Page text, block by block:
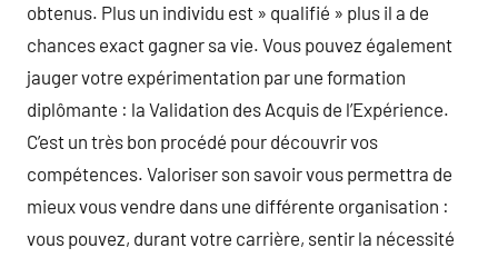
obtenus. Plus un individu est » qualifié » plus il a de
chances exact gagner sa vie. Vous pouvez également
jauger votre expérimentation par une formation
diplômante : la Validation des Acquis de l’Expérience.
C’est un très bon procédé pour découvrir vos
compétences. Valoriser son savoir vous permettra de
mieux vous vendre dans une différente organisation :
vous pouvez, durant votre carrière, sentir la nécessité